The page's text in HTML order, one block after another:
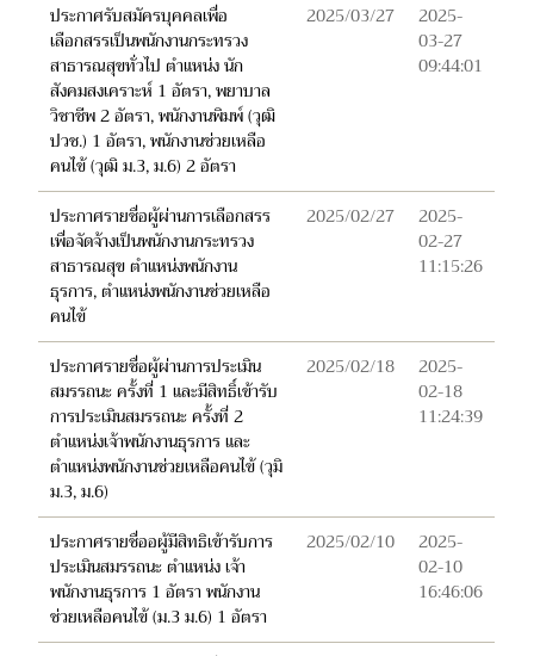
ประกาศรับสมัครบุคคลเพื่อ
เลือกสรรเป็นพนักงานกระทรวง
สาธารณสุขทั่วไป ตำแหน่ง นัก
สังคมสงเคราะห์ 1 อัตรา, พยาบาล
วิชาชีพ 2 อัตรา, พนักงานพิมพ์ (วุฒิ
ปวช.) 1 อัตรา, พนักงานช่วยเหลือ
คนไข้ (วุฒิ ม.3, ม.6) 2 อัตรา
2025/03/27
2025-
03-27
09:44:01
ประกาศรายชื่อผู้ผ่านการเลือกสรร
เพื่อจัดจ้างเป็นพนักงานกระทรวง
สาธารณสุข ตำแหน่งพนักงาน
ธุรการ, ตำแหน่งพนักงานช่วยเหลือ
คนไข้
2025/02/27
2025-
02-27
11:15:26
ประกาศรายชื่อผู้ผ่านการประเมิน
สมรรถนะ ครั้งที่ 1 และมีสิทธิ์เข้ารับ
การประเมินสมรรถนะ ครั้งที่ 2
ตำแหน่งเจ้าพนักงานธุรการ และ
ตำแหน่งพนักงานช่วยเหลือคนไข้ (วุมิ
ม.3, ม.6)
2025/02/18
2025-
02-18
11:24:39
ประกาศรายชื่ออผู้มีสิทธิเข้ารับการ
ประเมินสมรรถนะ ตำแหน่ง เจ้า
พนักงานธุรการ 1 อัตรา พนักงาน
ช่วยเหลือคนไข้ (ม.3 ม.6) 1 อัตรา
2025/02/10
2025-
02-10
16:46:06